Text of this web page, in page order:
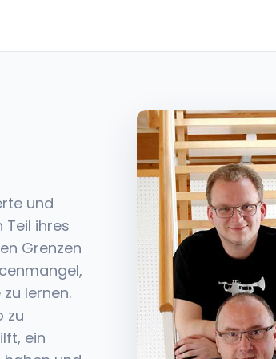
und
Teil ihres
Grenzen
lernen.
zu
ein